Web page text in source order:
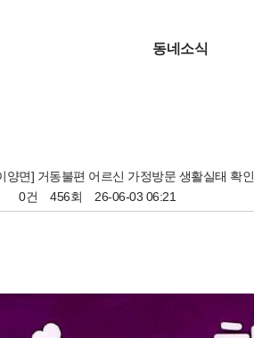
동네소식
양면] 거동불편 어르신 가정방문 생활실태 확인
0건 456회 26-06-03 06:21